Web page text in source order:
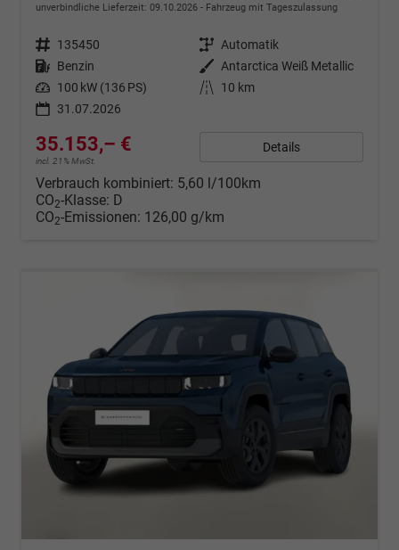
unverbindliche Lieferzeit: 09.10.2026 Fahrzeug mit Tageszulassung
Fahrzeugnr. 135450 Getriebe Automatik
Kraftstoff Benzin Außenfarbe Antarctica Weiß Metallic
Leistung 100 kW (136 PS) Kilometerstand
10 km
31.07.2026
35.153,– €
incl. 21% MwSt.
Details
Verbrauch kombiniert: 5,60 l/100km
CO2-Klasse: D
CO2-Emissionen: 126,00 g/km